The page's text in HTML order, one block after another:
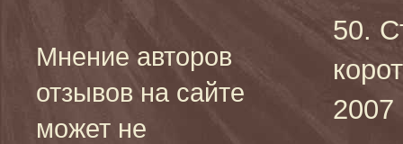
Мнение авторов
отзывов на сайте
может не
50.